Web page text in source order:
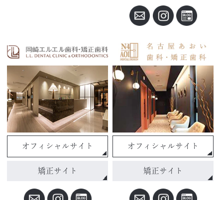
オフィシャルサイト
矯正サイト
オフィシャルサイト
矯正サイト